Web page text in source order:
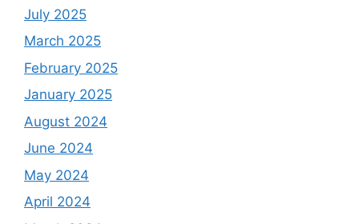
July 2025
March 2025
February 2025
January 2025
August 2024
June 2024
May 2024
April 2024